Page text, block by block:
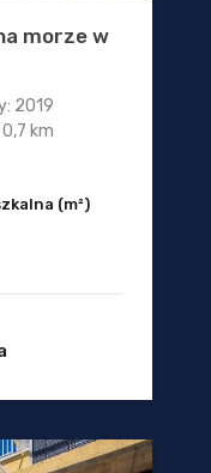
morze w
2019
km
(m²)